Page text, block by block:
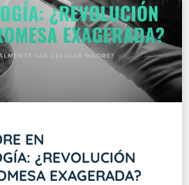
EN
¿REVOLUCIÓN
EXAGERADA?